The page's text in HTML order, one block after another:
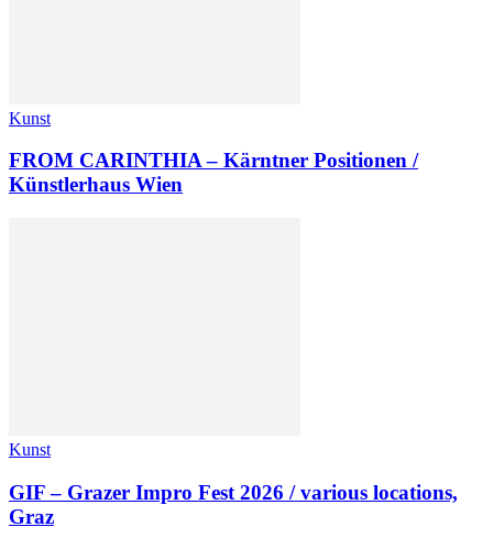
Kunst
FROM CARINTHIA – Kärntner Positionen /
Künstlerhaus Wien
Kunst
GIF – Grazer Impro Fest 2026 / various locations,
Graz